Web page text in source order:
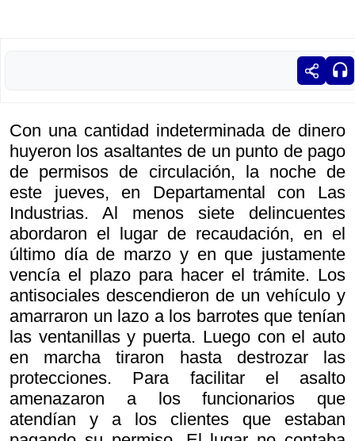
Con una cantidad indeterminada de dinero
huyeron los asaltantes de un punto de pago
de permisos de circulación, la noche de
este jueves, en Departamental con Las
Industrias. Al menos siete delincuentes
abordaron el lugar de recaudación, en el
último día de marzo y en que justamente
vencía el plazo para hacer el trámite. Los
antisociales descendieron de un vehículo y
amarraron un lazo a los barrotes que tenían
las ventanillas y puerta. Luego con el auto
en marcha tiraron hasta destrozar las
protecciones. Para facilitar el asalto
amenazaron a los funcionarios que
atendían y a los clientes que estaban